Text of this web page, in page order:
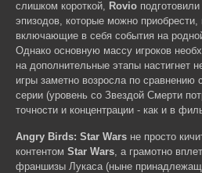
слишком короткой,
Rovio
эпизодов, которые можно
включающие в себя события на
Однако основную массу игроков
на дополнительные этапы настигнет
игры заметно возросла по
серии (уровень со Звездой Смерти
точности и концентрации - как и в
Angry Birds: Star Wars не просто
контентом Star Wars , а грамотно
франшизы Лукаса (ныне